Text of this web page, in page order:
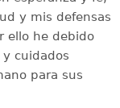
y mis defensas
ello he debido
cuidados
para sus